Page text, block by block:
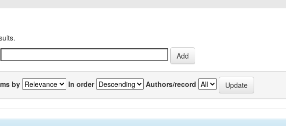
by In order Authors/record